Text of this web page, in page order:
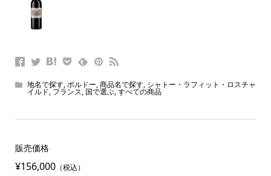
地名で探す,ボルドー,商品名で探す, シャトー・ラフィット・ロスチャ
イルド, フランス,国で選ぶ,すべての商品
販売価格
¥156,000（税込）